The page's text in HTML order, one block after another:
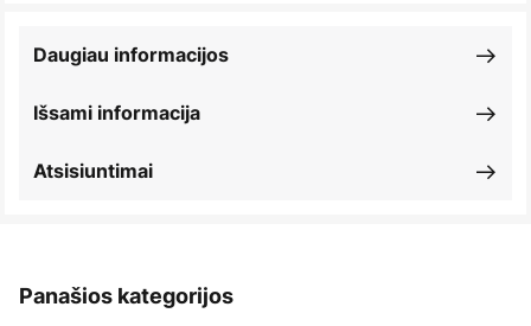
Išsami informacija
Daugiau informacijos
Atsisiuntimai
Panašios kategorijos